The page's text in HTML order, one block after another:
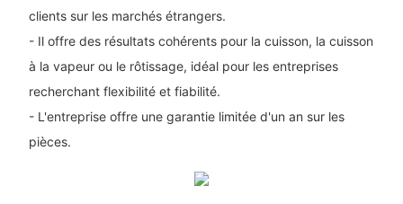
clients sur les marchés étrangers.
- Il offre des résultats cohérents pour la cuisson, la cuisson
à la vapeur ou le rôtissage, idéal pour les entreprises
recherchant flexibilité et fiabilité.
- L'entreprise offre une garantie limitée d'un an sur les
pièces.